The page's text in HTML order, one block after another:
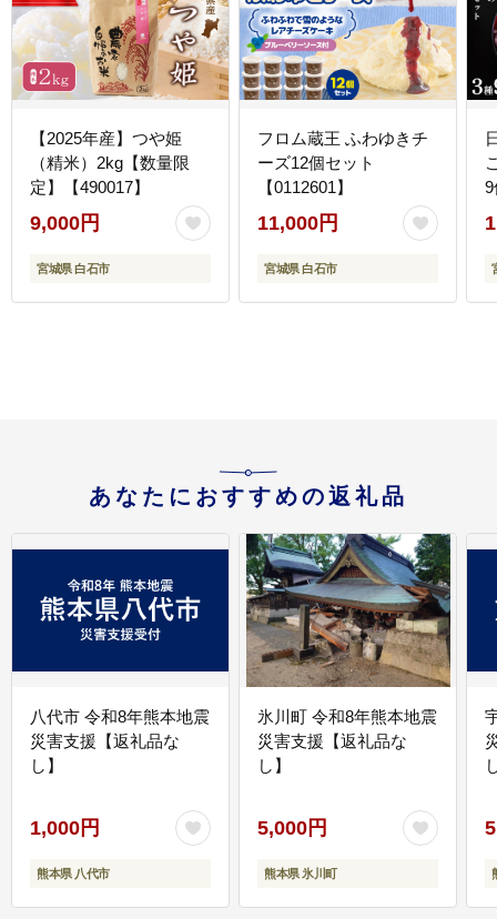
【2025年産】つや姫
（精米）2kg【数量限
定】【490017】
9,000円
宮城県 白石市
フロム蔵王 ふわゆきチ
ーズ12個セット
【0112601】
11,000円
宮城県 白石市
あなたにおすすめの返礼品
八代市 令和8年熊本地震
災害支援【返礼品な
し】
1,000円
熊本県 八代市
氷川町 令和8年熊本地震
災害支援【返礼品な
し】
5,000円
熊本県 氷川町